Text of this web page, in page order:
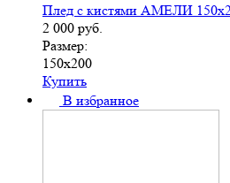
Плед с кистями АМЕЛИ
2 000 руб.
Размер:
150х200
Купить
В избранное